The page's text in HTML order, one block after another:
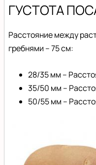
ГУСТОТА
Расстояние между
гребнями – 75 см:
28/35 мм –
35/50 мм –
50/55 мм –